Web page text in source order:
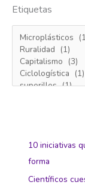
Etiquetas
10 iniciativas
forma
Científicos